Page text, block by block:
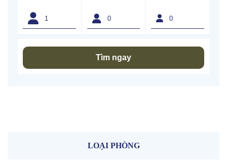
Tìm ngay
LOẠI PHÒNG